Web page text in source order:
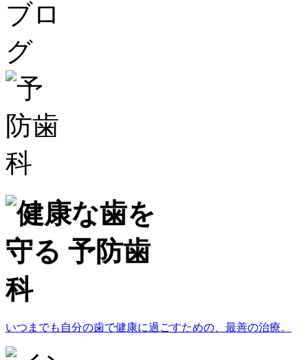
いつまでも自分の歯で健康に過ごすための、最善の治療。